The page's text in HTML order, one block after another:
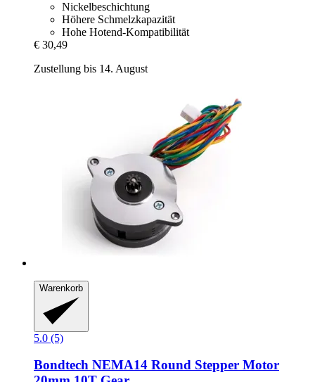
Nickelbeschichtung
Höhere Schmelzkapazität
Hohe Hotend-Kompatibilität
€ 30,49
Zustellung bis 14. August
Warenkorb
5.0 (5)
Bondtech NEMA14 Round Stepper Motor